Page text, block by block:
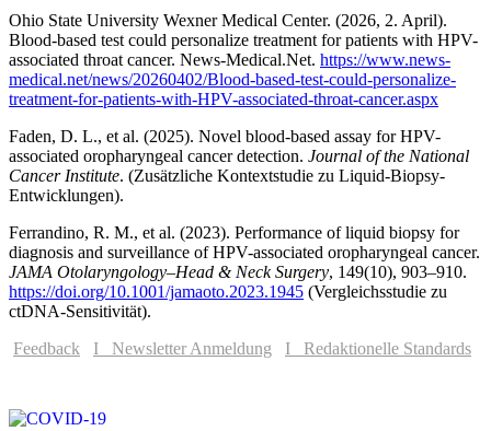
Ohio State University Wexner Medical Center. (2026, 2. April).
Blood-based test could personalize treatment for patients with HPV-
associated throat cancer. News-Medical.Net. https://www.news-
medical.net/news/20260402/Blood-based-test-could-personalize-
treatment-for-patients-with-HPV-associated-throat-cancer.aspx
Faden, D. L., et al. (2025). Novel blood-based assay for HPV-
associated oropharyngeal cancer detection. Journal of the National
Cancer Institute. (Zusätzliche Kontextstudie zu Liquid-Biopsy-
Entwicklungen).
Ferrandino, R. M., et al. (2023). Performance of liquid biopsy for
diagnosis and surveillance of HPV-associated oropharyngeal cancer.
JAMA Otolaryngology–Head & Neck Surgery, 149(10), 903–910.
https://doi.org/10.1001/jamaoto.2023.1945 (Vergleichsstudie zu
ctDNA-Sensitivität).
Feedback
I Newsletter Anmeldung I Redaktionelle Standards